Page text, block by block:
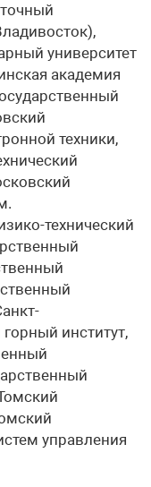
университет
академия
техники,
технический
институт,
управления